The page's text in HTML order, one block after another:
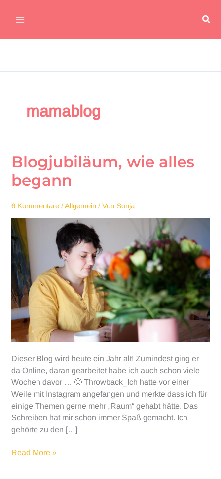
Inhalt
mamablog
Blogjubiläum, wie alles
begann
6 Kommentare /Allgemein / VonSonja
Dieser Blog wird heute ein Jahr alt! Zumindest ging er
da Online, daran gearbeitet habe ich auch schon viele
Wochen davor … 🙂 Throwback_Ich hatte vor einer
Weile mit Instagram angefangen und merkte dass ich für
einige Themen gerne mehr „Raum“ gehabt hätte. Das
Schreiben hat mir schon immer Spaß gemacht. Ich
gehörte zu den […]
Blogjubiläum,
Read More »